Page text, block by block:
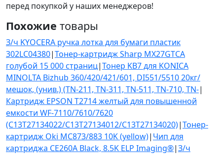
перед покупкой у наших менеджеров!
Похожие товары
З/ч KYOCERA ручка лотка для бумаги пластик
302LC04380|Тонер-картридж Sharp MX27GTCA
голубой 15 000 страниц|Тонер KB7 для KONICA
MINOLTA Bizhub 360/420/421/601, DI551/5510 20кг/
мешок, (унив.) (TN-211, TN-311, TN-511, TN-710, TN-|
Картридж EPSON T2714 желтый для повышенной
емкости WF-7110/7610/7620
(C13T27134022/C13T27134012/C13T27134020)|Тонер-
картридж Oki MC873/883 10K (yellow)| Чип для
картриджа CE260A Black, 8.5K ELP Imaging®|З/ч